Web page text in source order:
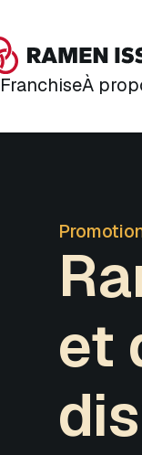
FranchiseÀ
et